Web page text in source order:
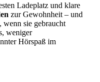
Ladeplatz und klare
zur Gewohnheit – und
wenn sie gebraucht
weniger
Hörspaß im